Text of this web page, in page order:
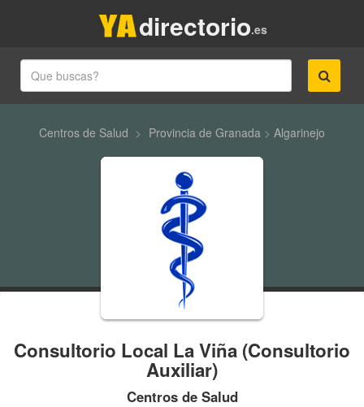
.es
directorio
Centros de Salud > Provincia de Granada > Algarinejo
Consultorio Local La Viña (Consultorio
Auxiliar)
Centros de Salud